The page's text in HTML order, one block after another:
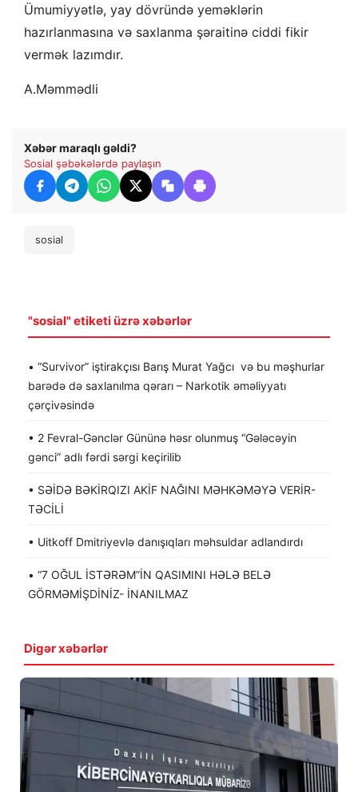
Ümumiyyətlə, yay dövründə yeməklərin
hazırlanmasına və saxlanma şəraitinə ciddi fikir
vermək lazımdır.
A.Məmmədli
Xəbər maraqlı gəldi?
Sosial şəbəkələrdə paylaşın
sosial
"sosial" etiketi üzrə xəbərlər
• “Survivor” iştirakçısı Barış Murat Yağcı və bu məşhurlar
barədə də saxlanılma qərarı – Narkotik əməliyyatı
çərçivəsində
• 2 Fevral-Gənclər Gününə həsr olunmuş “Gələcəyin
gənci” adlı fərdi sərgi keçirilib
• SƏİDƏ BƏKİRQIZI AKİF NAĞINI MƏHKƏMƏYƏ VERİR-
TƏCİLİ
• Uitkoff Dmitriyevlə danışıqları məhsuldar adlandırdı
• “7 OĞUL İSTƏRƏM”İN QASIMINI HƏLƏ BELƏ
GÖRMƏMİŞDİNİZ- İNANILMAZ
Digər xəbərlər